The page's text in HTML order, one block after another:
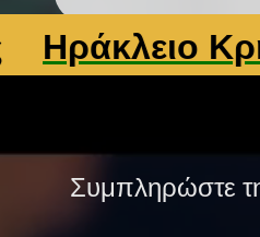
Κρήτης
Συμπληρώστε